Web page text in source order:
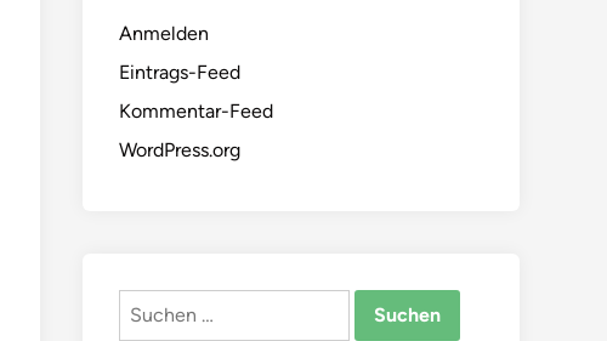
Anmelden
Eintrags-Feed
Kommentar-Feed
WordPress.org
Suchen